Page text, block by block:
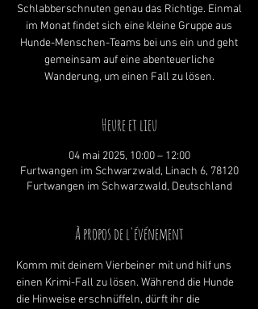
Schlabberschnuten genau das Richtige. Einmal
im Monat findet sich eine kleine Gruppe aus
Hunde-Menschen-Teams bei uns ein und geht
gemeinsam auf eine abenteuerliche
Wanderung, um einen Fall zu lösen.
Heure et lieu
04 mai 2025, 10:00 – 12:00
Furtwangen im Schwarzwald, Linach 6, 78120
Furtwangen im Schwarzwald, Deutschland
À propos de l'événement
Komm mit deinem Vierbeiner mit und hilf uns
einen Krimi-Fall zu lösen. Während die Hunde
die Hinweise erschnüffeln, dürft ihr die